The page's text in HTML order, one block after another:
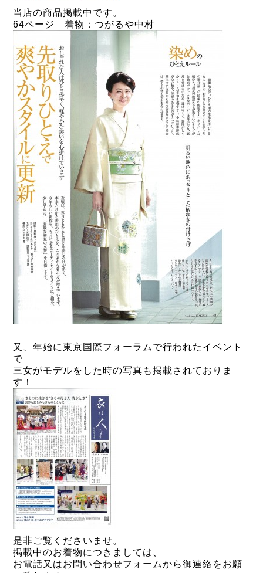
当店の商品掲載中です。
64ページ 着物：つがるや中村
又、年始に東京国際フォーラムで行われたイベント
で
三女がモデルをした時の写真も掲載されておりま
す！
是非ご覧くださいませ。
掲載中のお着物につきましては、
お電話又はお問い合わせフォームから御連絡をお願